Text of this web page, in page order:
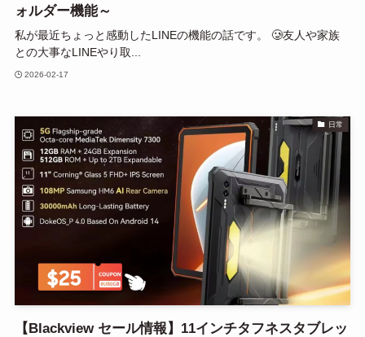
ォルダー機能～
私が最近ちょっと感動したLINEの機能の話です。 🥲友人や家族
との大事なLINEやり取...
2026-02-17
日常
【Blackview セール情報】11インチタフネスタブレッ